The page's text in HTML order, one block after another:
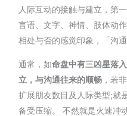
人际互动的接触与建立，第
言语、文字、神情、肢体动
相处与否的感觉印象，「沟
通常，如命盘中有三凶星落
立，与沟通往来的顺畅 ，若
扩展朋友数目及人际类型;就
备受压缩。 不然就是火速冲